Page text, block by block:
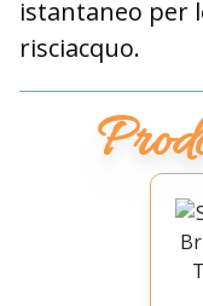
istantaneo per
risciacquo.